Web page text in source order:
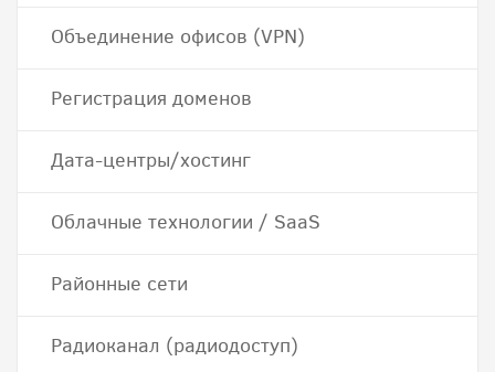
Объединение офисов (VPN)
Регистрация доменов
Дата-центры/хостинг
Облачные технологии / SaaS
Районные сети
Радиоканал (радиодоступ)